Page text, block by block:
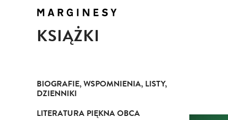
KSIĄŻKI
BIOGRAFIE, WSPOMNIENIA, LISTY,
DZIENNIKI
LITERATURA PIĘKNA OBCA